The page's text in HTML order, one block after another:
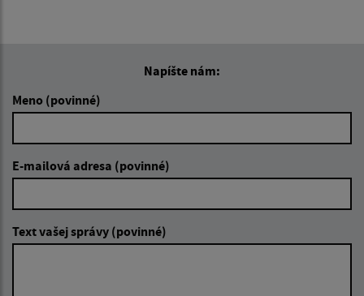
Napíšte nám:
Meno (povinné)
E-mailová adresa (povinné)
Text vašej správy (povinné)